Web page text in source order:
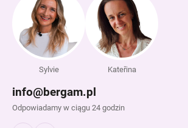
Sylvie Kateřina
info@bergam.pl
Odpowiadamy w ciągu 24 godzin